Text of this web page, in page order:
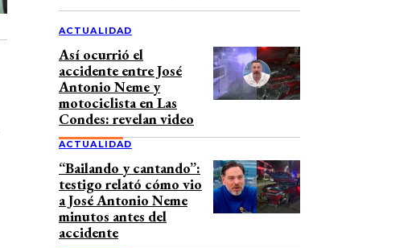
ACTUALIDAD
Así ocurrió el
accidente entre José
Antonio Neme y
motociclista en Las
Condes: revelan video
ACTUALIDAD
“Bailando y cantando”:
testigo relató cómo vio
a José Antonio Neme
minutos antes del
accidente